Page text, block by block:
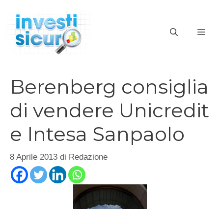
contenuto
Berenberg consiglia
di vendere Unicredit
e Intesa Sanpaolo
8 Aprile 2013 di Redazione